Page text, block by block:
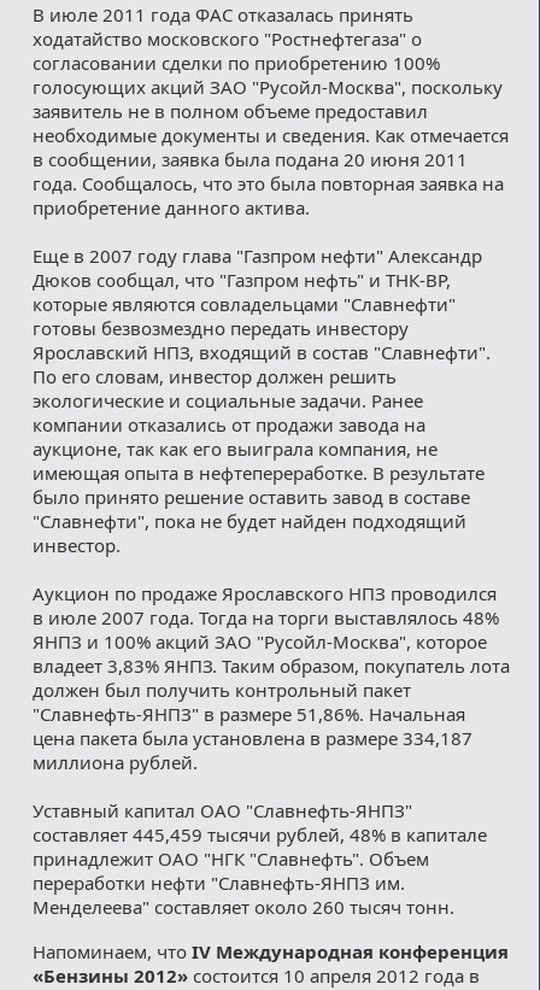
В июле 2011 года ФАС отказалась принять
ходатайство московского "Ростнефтегаза" о
согласовании сделки по приобретению 100%
голосующих акций ЗАО "Русойл-Москва", поскольку
заявитель не в полном объеме предоставил
необходимые документы и сведения. Как отмечается
в сообщении, заявка была подана 20 июня 2011
года. Сообщалось, что это была повторная заявка на
приобретение данного актива.
Еще в 2007 году глава "Газпром нефти" Александр
Дюков сообщал, что "Газпром нефть" и ТНК-ВР,
которые являются совладельцами "Славнефти"
готовы безвозмездно передать инвестору
Ярославский НПЗ, входящий в состав "Славнефти".
По его словам, инвестор должен решить
экологические и социальные задачи. Ранее
компании отказались от продажи завода на
аукционе, так как его выиграла компания, не
имеющая опыта в нефтепереработке. В результате
было принято решение оставить завод в составе
"Славнефти", пока не будет найден подходящий
инвестор.
Аукцион по продаже Ярославского НПЗ проводился
в июле 2007 года. Тогда на торги выставлялось 48%
ЯНПЗ и 100% акций ЗАО "Русойл-Москва", которое
владеет 3,83% ЯНПЗ. Таким образом, покупатель лота
должен был получить контрольный пакет
"Славнефть-ЯНПЗ" в размере 51,86%. Начальная
цена пакета была установлена в размере 334,187
миллиона рублей.
Уставный капитал ОАО "Славнефть-ЯНПЗ"
составляет 445,459 тысячи рублей, 48% в капитале
принадлежит ОАО "НГК "Славнефть". Объем
переработки нефти "Славнефть-ЯНПЗ им.
Менделеева" составляет около 260 тысяч тонн.
Напоминаем, что IV Международная конференция
«Бензины 2012»состоится 10 апреля 2012 года в